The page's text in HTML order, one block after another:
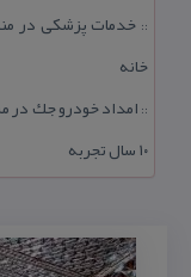
:: خدمات پزشكی در
خانه
::
۱۰ سال تجربه